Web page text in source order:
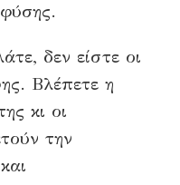
δεν είστε οι
Βλέπετε η
κι οι
την